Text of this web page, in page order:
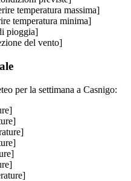
temperatura massima]
temperatura minima]
pioggia]
del vento]
per la settimana a Casnigo: